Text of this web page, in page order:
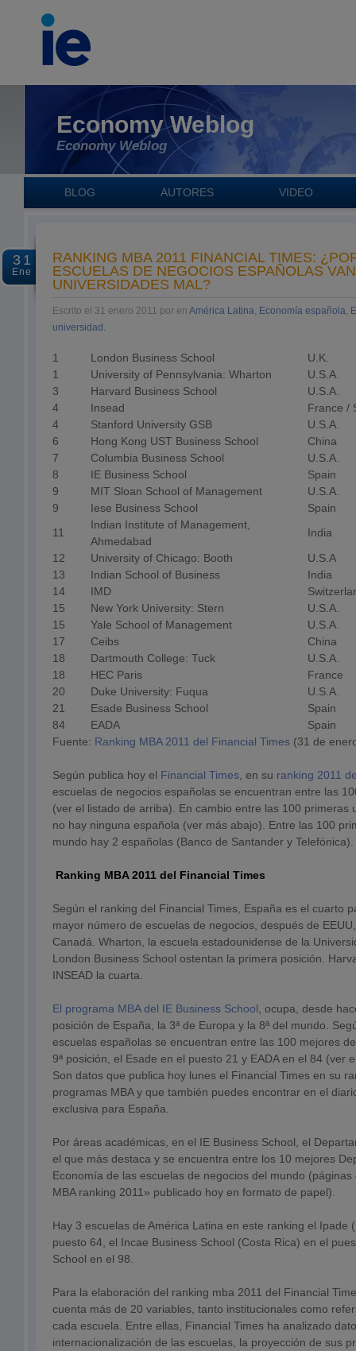
Economy Weblog
Economy Weblog
BLOG AUTORES VIDEO
31
Ene
RANKING MBA 2011 FINANCIAL TIMES:
ESCUELAS DE NEGOCIOS ESPAÑOLAS
UNIVERSIDADES MAL?
Escrito el 31 enero 2011 por en América Latina, Economía española,
universidad.
1 London Business School
U.K.
1
University of Pennsylvania: Wharton
U.S.A.
3
Harvard Business School
U.S.A.
4
Insead
France /
4
Stanford University GSB
U.S.A.
6
Hong Kong UST Business School
China
7
Columbia Business School
U.S.A.
8
IE Business School
Spain
9
MIT Sloan School of Management
U.S.A.
9
Iese Business School
Spain
11
Indian Institute of Management,
Ahmedabad
India
12
University of Chicago: Booth
U.S.A
13
Indian School of Business
India
14
IMD
15
New York University: Stern
U.S.A.
15
Yale School of Management
U.S.A.
17
Ceibs
China
18
Dartmouth College: Tuck
U.S.A.
18
HEC Paris
France
20
Duke University: Fuqua
U.S.A.
21
Esade Business School
Spain
84
EADA
Spain
Fuente: Ranking MBA 2011 del Financial Times (31 de
Según publica hoy el Financial Times , en su ranking 2011
escuelas de negocios españolas se encuentran entre las
(ver el listado de arriba). En cambio entre las 100 primeras
no hay ninguna española (ver más abajo). Entre las 100
mundo hay 2 españolas (Banco de Santander y
Ranking MBA 2011 del Financial Times
Según el ranking del Financial Times, España es el cuarto
mayor número de escuelas de negocios, después de
Canadá. Wharton, la escuela estadounidense de la
London Business School ostentan la primera posición.
INSEAD la cuarta.
El programa MBA del IE Business School , ocupa, desde
posición de España, la 3ª de Europa y la 8ª del mundo.
escuelas españolas se encuentran entre las 100 mejores
9ª posición, el Esade en el puesto 21 y EADA en el 84 (ver
Son datos que publica hoy lunes el Financial Times en su
programas MBA y que también puedes encontrar en el
exclusiva para España.
Por áreas académicas, en el IE Business School, el
el que más destaca y se encuentra entre los 10 mejores
Economía de las escuelas de negocios del mundo
MBA ranking 2011» publicado hoy en formato de papel).
Hay 3 escuelas de América Latina en este ranking el Ipade
puesto 64, el Incae Business School (Costa Rica) en el
School en el 98.
Para la elaboración del ranking mba 2011 del Financial
cuenta más de 20 variables, tanto institucionales como
cada escuela. Entre ellas, Financial Times ha analizado
internacionalización de las escuelas, la proyección de sus